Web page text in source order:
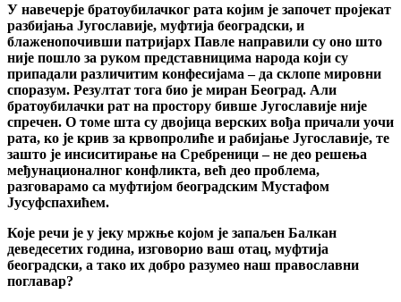
У навечерје братоубилачког рата којим је започет пројекат
разбијања Југославије, муфтија београдски, и
блаженопочивши патријарх Павле направили су оно што
није пошло за руком представницима народа који су
припадали различитим конфесијама – да склопе мировни
споразум. Резултат тога био је миран Београд. Али
братоубилачки рат на простору бивше Југославије није
спречен. О томе шта су двојица верских вођа причали уочи
рата, ко је крив за крвопролиће и рабијање Југославије, те
зашто је инсиситирање на Сребреници – не део решења
међунационалног конфликта, већ део проблема,
разговарамо са муфтијом београдским Мустафом
Јусуфспахићем.
Које речи је у јеку мржње којом је запаљен Балкан
деведесетих година, изговорио ваш отац, муфтија
београдски, а тако их добро разумео наш православни
поглавар?